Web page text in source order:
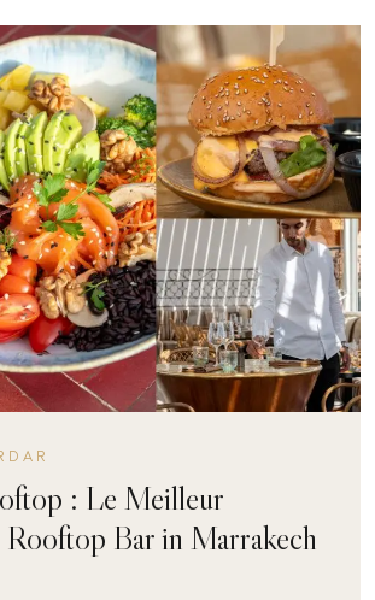
: Le Meilleur
Rooftop Bar in Marrakech